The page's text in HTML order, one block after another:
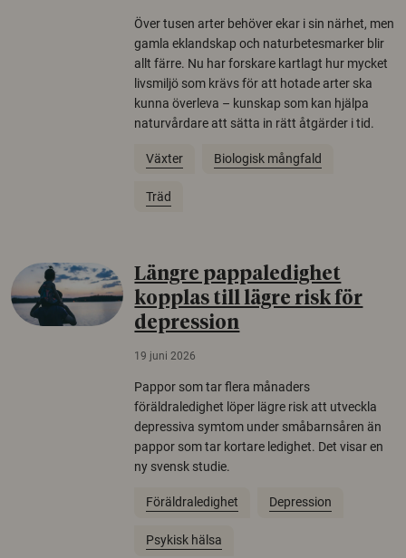
Över tusen arter behöver ekar i sin närhet, men
gamla eklandskap och naturbetesmarker blir
allt färre. Nu har forskare kartlagt hur mycket
livsmiljö som krävs för att hotade arter ska
kunna överleva – kunskap som kan hjälpa
naturvårdare att sätta in rätt åtgärder i tid.
Växter Biologisk mångfald
Träd
Längre pappaledighet
kopplas till lägre risk för
depression
19 juni 2026
Pappor som tar flera månaders
föräldraledighet löper lägre risk att utveckla
depressiva symtom under småbarnsåren än
pappor som tar kortare ledighet. Det visar en
ny svensk studie.
Föräldraledighet Depression
Psykisk hälsa